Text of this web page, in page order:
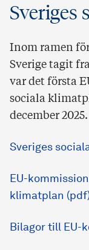
Sveriges
Inom ramen
Sverige tagit
var det första
sociala
december 2025.
Sveriges
EU-
klimatplan
Bilagor till EU-